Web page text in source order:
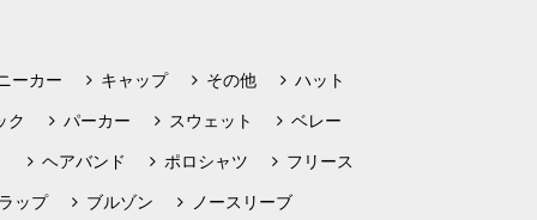
ーカー キャップ その他 ハット
ク パーカー スウェット ベレー
ヘアバンド ポロシャツ フリース
ップ ブルゾン ノースリーブ